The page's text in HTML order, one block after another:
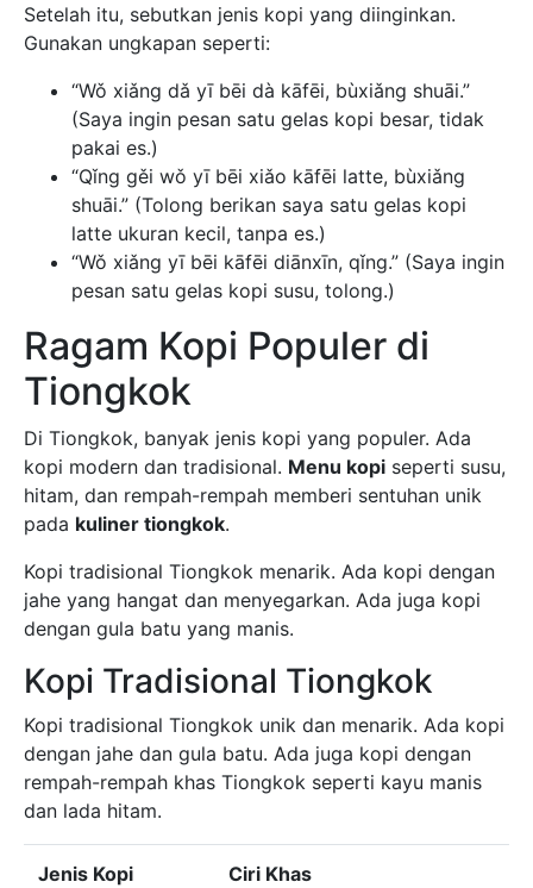
Setelah itu, sebutkan jenis kopi yang diinginkan.
Gunakan ungkapan seperti:
“Wǒ xiǎng dǎ yī bēi dà kāfēi, bùxiǎng shuāi.”
(Saya ingin pesan satu gelas kopi besar, tidak
pakai es.)
“Qǐng gěi wǒ yī bēi xiǎo kāfēi latte, bùxiǎng
shuāi.” (Tolong berikan saya satu gelas kopi
latte ukuran kecil, tanpa es.)
“Wǒ xiǎng yī bēi kāfēi diānxīn, qǐng.” (Saya ingin
pesan satu gelas kopi susu, tolong.)
Ragam Kopi Populer di
Tiongkok
Di Tiongkok, banyak jenis kopi yang populer. Ada
kopi modern dan tradisional. Menu kopi seperti susu,
hitam, dan rempah-rempah memberi sentuhan unik
pada kuliner tiongkok.
Kopi tradisional Tiongkok menarik. Ada kopi dengan
jahe yang hangat dan menyegarkan. Ada juga kopi
dengan gula batu yang manis.
Kopi Tradisional Tiongkok
Kopi tradisional Tiongkok unik dan menarik. Ada kopi
dengan jahe dan gula batu. Ada juga kopi dengan
rempah-rempah khas Tiongkok seperti kayu manis
dan lada hitam.
Jenis Kopi
Ciri Khas